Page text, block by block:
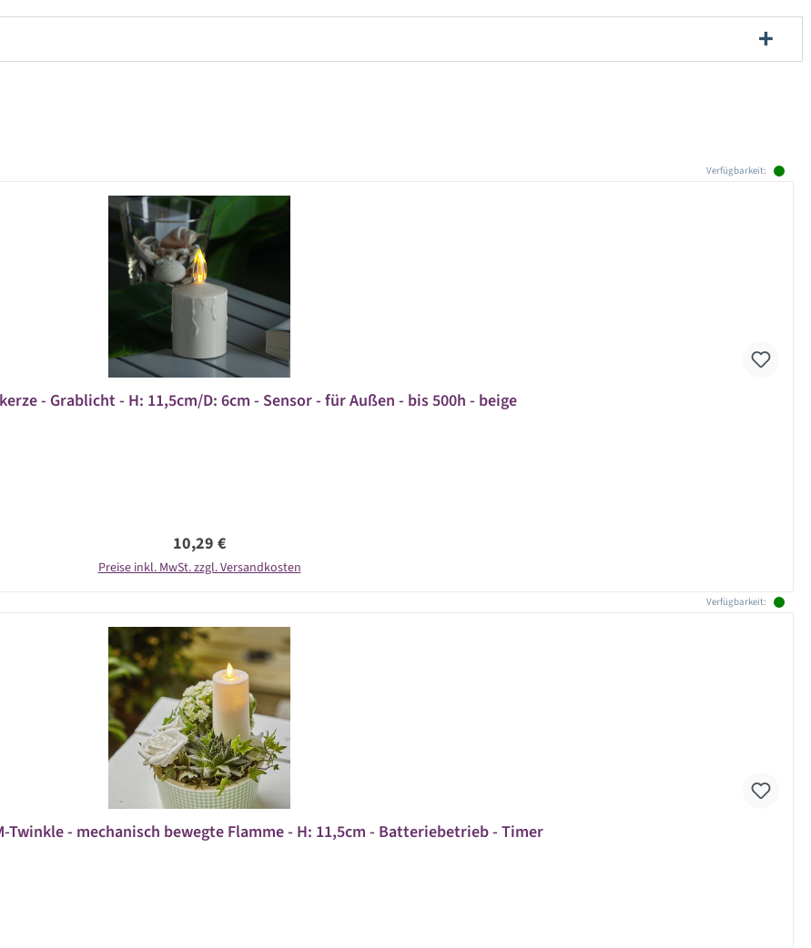
Verfügbarkeit:
- Grablicht - H: 11,5cm/D: 6cm - Sensor - für Außen - bis 500h - beige
Regulärer Preis:
10,29 €
Preise inkl. MwSt. zzgl. Versandkosten
Verfügbarkeit:
Twinkle - mechanisch bewegte Flamme - H: 11,5cm - Batteriebetrieb - Timer